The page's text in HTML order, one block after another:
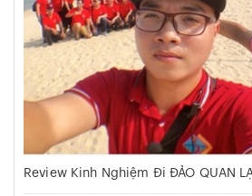
Review Kinh Nghiệm Đi ĐẢO QUAN